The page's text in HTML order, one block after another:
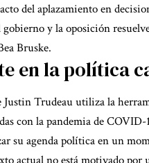
del aplazamiento en
gobierno y la oposición
Bruske.
en la política
Justin Trudeau utiliza la
con la pandemia de
su agenda política en un